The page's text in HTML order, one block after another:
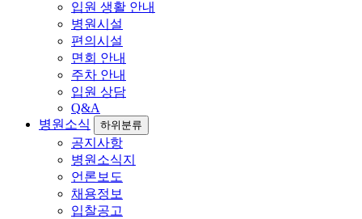
입원 생활 안내
병원시설
편의시설
면회 안내
주차 안내
입원 상담
Q&A
병원소식
하위분류
공지사항
병원소식지
언론보도
채용정보
입찰공고